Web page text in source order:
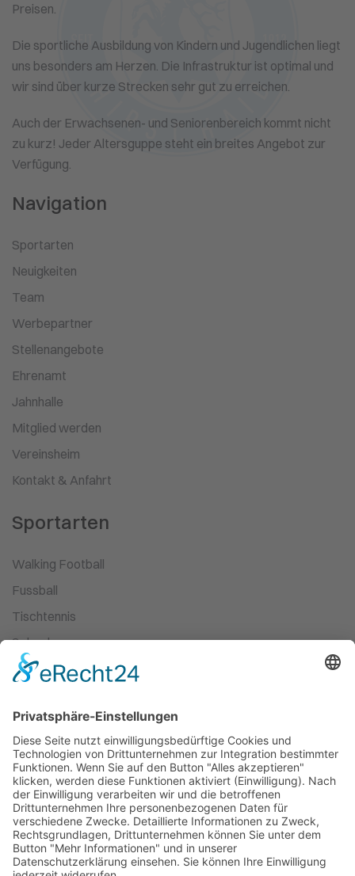
Preisen.
Die sportliche Ausbildung von Kindern und Jugendlichen liegt
uns besonders am Herzen. Die Infrastruktur ist optimal und
wir sind über kurze Strecken sehr gut zu erreichen.
Auch der Erwachsenen- und Seniorenbereich kommt nicht
zu kurz! Jeder Altersguppe steht ein breites Angebot zur
Verfügung.
Navigation
Sportarten
Neuigkeiten
Team
Werbepartner
Stellenangebote
Ehrenamt
Jahnhalle
Mitglied werden
Vereinsheim
Kontakt & Anfahrt
Sportarten
Walking Football
Fussball
Tischtennis
Schach
Ski-Wandern
Kampfsport
Leichtathletik
Ballett
Schwimmen
Racketsport
Dart